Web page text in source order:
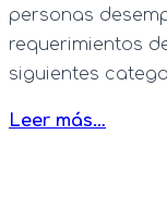
personas
requerimientos
siguientes
Leer más…